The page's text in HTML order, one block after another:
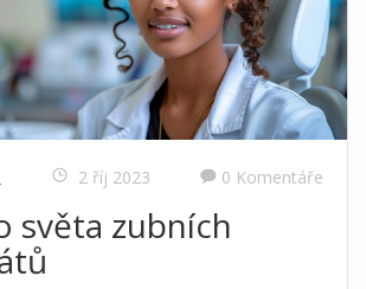
2 říj 2023 0 Komentáře
světa zubních